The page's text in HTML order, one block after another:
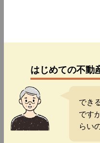
はじめての不動
でき
です
らい